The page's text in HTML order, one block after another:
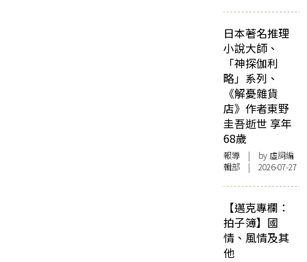
日本著名推理
小說大師、
「神探伽利
略」系列、
《解憂雜貨
店》作者東野
圭吾逝世 享年
68歲
報導 | by 虛詞編
輯部 | 2026-07-27
【邁克專欄：
拍子簿】國
情、風情及其
他